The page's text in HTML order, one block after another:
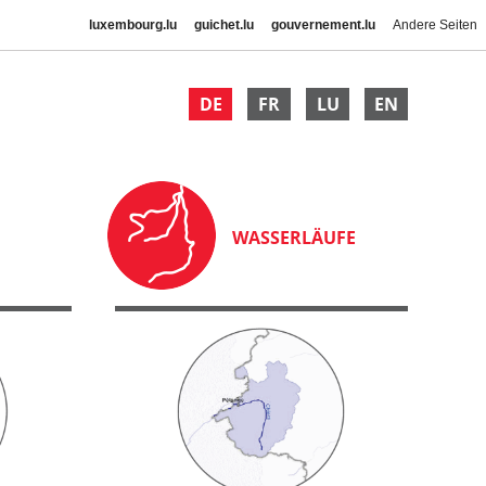
luxembourg.lu guichet.lu gouvernement.lu Andere Seiten
DE FR LU EN
WASSERLÄUFE